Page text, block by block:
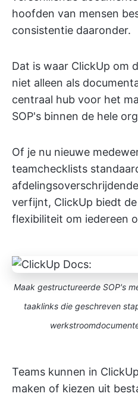
hoofden van mensen
consistentie daaronder.
Dat is waar ClickUp om
niet alleen als
centraal hub voor het
SOP's binnen de hele
Of je nu nieuwe
teamchecklists
verfijnt, ClickUp biedt
flexibiliteit om iedereen
Maak gestructureerde SOP's
taaklinks die geschreven
Teams kunnen in
maken of kiezen uit